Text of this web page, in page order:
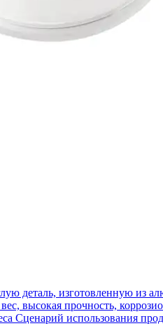
деталь, изготовленную
высокая прочность,
Сценарий использования